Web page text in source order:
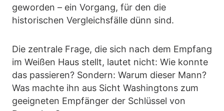
geworden – ein Vorgang, für den die
historischen Vergleichsfälle dünn sind.
Die zentrale Frage, die sich nach dem Empfang
im Weißen Haus stellt, lautet nicht: Wie konnte
das passieren? Sondern: Warum dieser Mann?
Was machte ihn aus Sicht Washingtons zum
geeigneten Empfänger der Schlüssel von